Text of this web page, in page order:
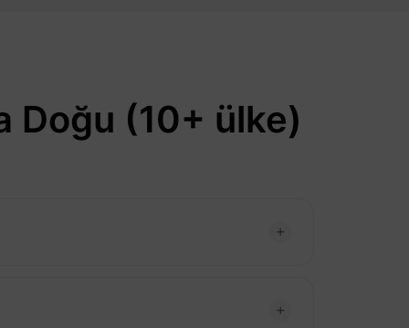
Doğu (10+ ülke)